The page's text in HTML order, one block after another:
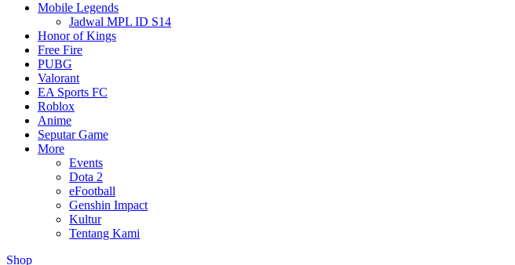
Mobile Legends
Jadwal MPL ID S14
Honor of Kings
Free Fire
PUBG
Valorant
EA Sports FC
Roblox
Anime
Seputar Game
More
Events
Dota 2
eFootball
Genshin Impact
Kultur
Tentang Kami
Shop